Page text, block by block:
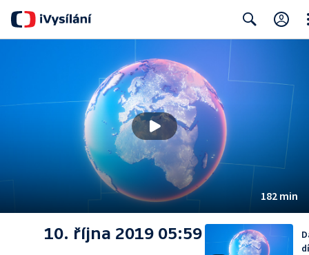
182 min
10. října 2019 05:59